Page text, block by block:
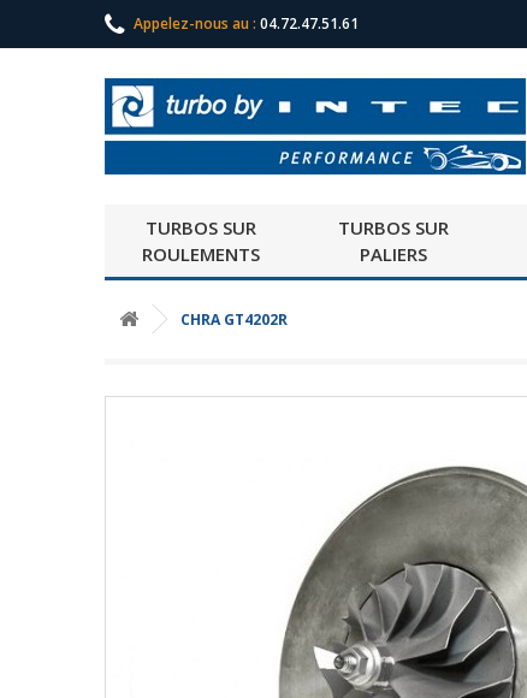
Appelez-nous au : 04.72.47.51.61
TURBOS SUR
ROULEMENTS
TURBOS SUR
PALIERS
CHRA GT4202R